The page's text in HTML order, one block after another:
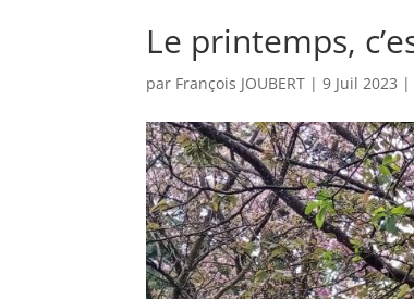
Le printemps,
par François JOUBERT |9 Juil 2023 |